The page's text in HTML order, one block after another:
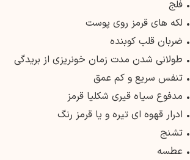
• فلج
• لکه های قرمز روی پوست
• ضربان قلب کوبنده
• طولانی شدن مدت زمان خونریزی از بریدگی
• تنفس سریع و کم عمق
• مدفوع سیاه قیری شکلیا قرمز
• ادرار قهوه ای تیره و یا قرمز رنگ
• تشنج
• عطسه